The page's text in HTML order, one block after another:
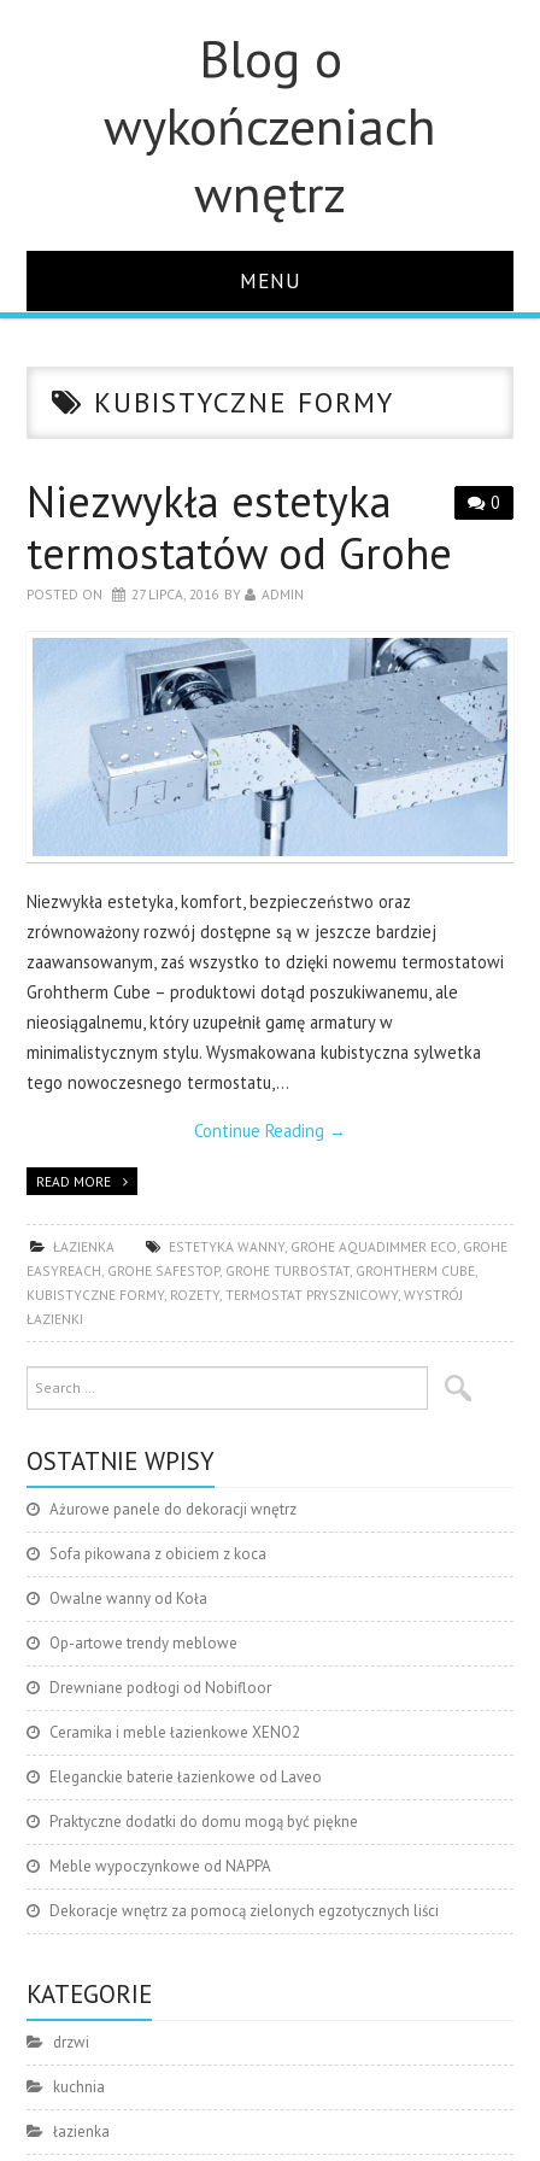
Blog o
wykończeniach
wnętrz
MENU
ŁAZIENKA
DRZWI
SYPIALNIA
O BLOGU
KONTAKT
KUBISTYCZNE FORMY
0
Niezwykła estetyka
termostatów od Grohe
POSTED ON 27 LIPCA, 2016 BY ADMIN
Niezwykła estetyka, komfort, bezpieczeństwo oraz
zrównoważony rozwój dostępne są w jeszcze bardziej
zaawansowanym, zaś wszystko to dzięki nowemu termostatowi
Grohtherm Cube – produktowi dotąd poszukiwanemu, ale
nieosiągalnemu, który uzupełnił gamę armatury w
minimalistycznym stylu. Wysmakowana kubistyczna sylwetka
tego nowoczesnego termostatu,…
Continue Reading →
READ MORE
ŁAZIENKA ESTETYKA WANNY, GROHE AQUADIMMER ECO, GROHE
EASYREACH, GROHE SAFESTOP, GROHE TURBOSTAT, GROHTHERM CUBE,
KUBISTYCZNE FORMY, ROZETY,TERMOSTAT PRYSZNICOWY,WYSTRÓJ
ŁAZIENKI
OSTATNIE WPISY
Ażurowe panele do dekoracji wnętrz
Sofa pikowana z obiciem z koca
Owalne wanny od Koła
Op-artowe trendy meblowe
Drewniane podłogi od Nobifloor
Ceramika i meble łazienkowe XENO2
Eleganckie baterie łazienkowe od Laveo
Praktyczne dodatki do domu mogą być piękne
Meble wypoczynkowe od NAPPA
Dekoracje wnętrz za pomocą zielonych egzotycznych liści
KATEGORIE
drzwi
kuchnia
łazienka